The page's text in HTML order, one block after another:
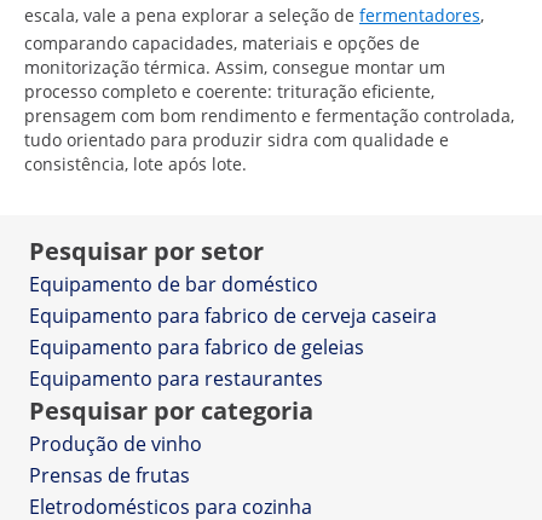
escala, vale a pena explorar a seleção de fermentadores,
comparando capacidades, materiais e opções de
monitorização térmica. Assim, consegue montar um
processo completo e coerente: trituração eficiente,
prensagem com bom rendimento e fermentação controlada,
tudo orientado para produzir sidra com qualidade e
consistência, lote após lote.
Pesquisar por setor
Equipamento de bar doméstico
Equipamento para fabrico de cerveja caseira
Equipamento para fabrico de geleias
Equipamento para restaurantes
Pesquisar por categoria
Produção de vinho
Prensas de frutas
Eletrodomésticos para cozinha